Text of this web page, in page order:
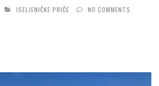
ISELJENIČKE PRIČE NO COMMENTS